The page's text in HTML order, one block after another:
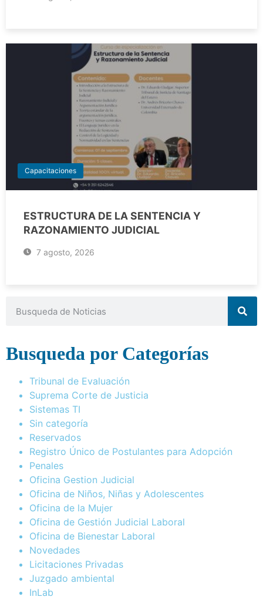
Capacitaciones
ESTRUCTURA DE LA SENTENCIA Y
RAZONAMIENTO JUDICIAL
7 agosto, 2026
Busqueda por Categorías
Tribunal de Evaluación
Suprema Corte de Justicia
Sistemas TI
Sin categoría
Reservados
Registro Único de Postulantes para Adopción
Penales
Oficina Gestion Judicial
Oficina de Niños, Niñas y Adolescentes
Oficina de la Mujer
Oficina de Gestión Judicial Laboral
Oficina de Bienestar Laboral
Novedades
Licitaciones Privadas
Juzgado ambiental
InLab